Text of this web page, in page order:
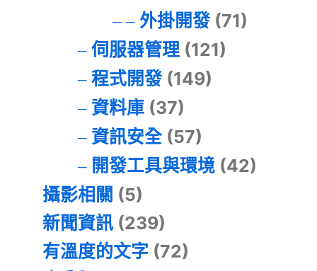
外掛開發(71)
伺服器管理(121)
程式開發(149)
資料庫(37)
資訊安全(57)
開發工具與環境(42)
攝影相關 (5)
新聞資訊 (239)
有溫度的文字 (72)